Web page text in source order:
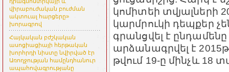
վիրաբուժական բուժման
ակտուալ հարցերը»
խորագրով
Հայկական բժշկական
ասոցիացիայի հերթական
խորհրդի նիստը նվիրված էր
Առողջության համընդհանուր
ապահովագրությանը
կոմիտեի տվյալների
կարմրուկի դեպքեր
գրանցվել է
արձանագրվել է
թվում 19-ը մինչև 18